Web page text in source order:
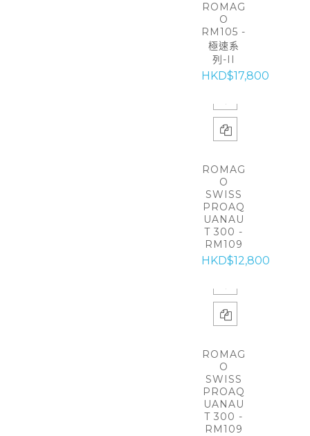
ROMAG
O
RM105 -
極速系
列-II
HKD$17,800
ROMAG
O
SWISS
PROAQ
UANAU
T 300 -
RM109
HKD$12,800
ROMAG
O
SWISS
PROAQ
UANAU
T 300 -
RM109